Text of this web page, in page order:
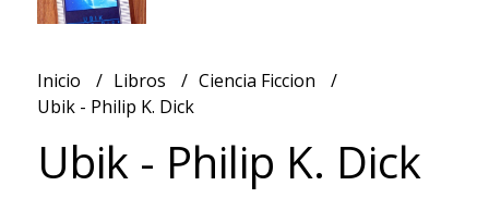
Inicio Libros
Ciencia Ficcion
Ubik - Philip K. Dick
Ubik - Philip K. Dick